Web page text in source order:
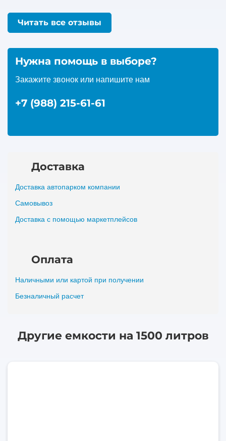
Читать все отзывы
Нужна помощь в выборе?
Закажите звонок или напишите нам
+7 (988) 215-61-61
Доставка
Доставка автопарком компании
Самовывоз
Доставка с помощью маркетплейсов
Оплата
Наличными или картой при получении
Безналичный расчет
Другие емкости на 1500 литров